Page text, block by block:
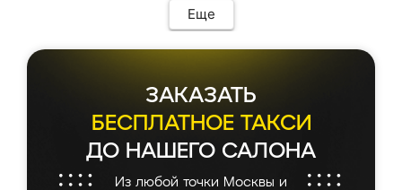
Еще
ЗАКАЗАТЬ
БЕСПЛАТНОЕ ТАКСИ
ДО НАШЕГО САЛОНА
Из любой точки Москвы и